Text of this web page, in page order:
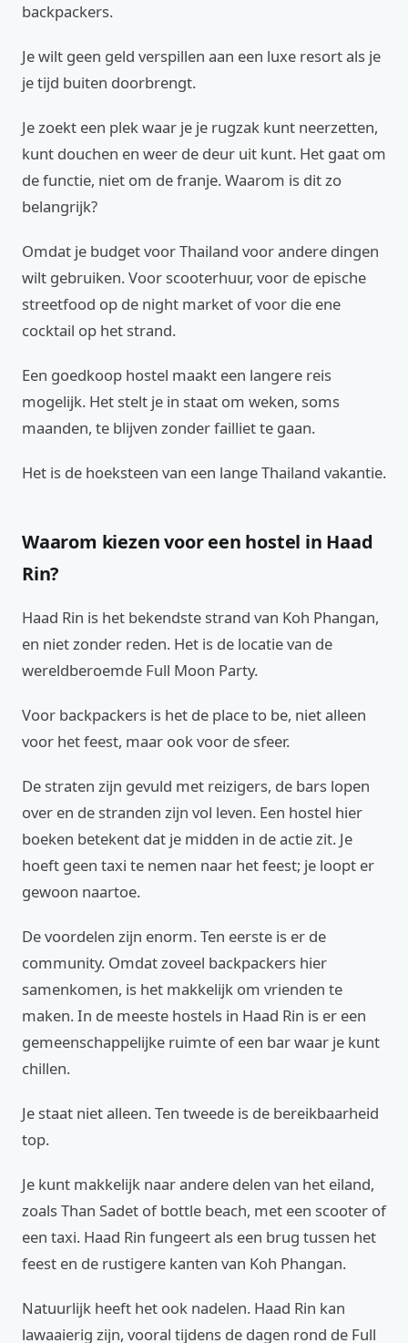
backpackers.
Je wilt geen geld verspillen aan een luxe resort als je
je tijd buiten doorbrengt.
Je zoekt een plek waar je je rugzak kunt neerzetten,
kunt douchen en weer de deur uit kunt. Het gaat om
de functie, niet om de franje. Waarom is dit zo
belangrijk?
Omdat je budget voor Thailand voor andere dingen
wilt gebruiken. Voor scooterhuur, voor de epische
streetfood op de night market of voor die ene
cocktail op het strand.
Een goedkoop hostel maakt een langere reis
mogelijk. Het stelt je in staat om weken, soms
maanden, te blijven zonder failliet te gaan.
Het is de hoeksteen van een lange Thailand vakantie.
Waarom kiezen voor een hostel in Haad
Rin?
Haad Rin is het bekendste strand van Koh Phangan,
en niet zonder reden. Het is de locatie van de
wereldberoemde Full Moon Party.
Voor backpackers is het de place to be, niet alleen
voor het feest, maar ook voor de sfeer.
De straten zijn gevuld met reizigers, de bars lopen
over en de stranden zijn vol leven. Een hostel hier
boeken betekent dat je midden in de actie zit. Je
hoeft geen taxi te nemen naar het feest; je loopt er
gewoon naartoe.
De voordelen zijn enorm. Ten eerste is er de
community. Omdat zoveel backpackers hier
samenkomen, is het makkelijk om vrienden te
maken. In de meeste hostels in Haad Rin is er een
gemeenschappelijke ruimte of een bar waar je kunt
chillen.
Je staat niet alleen. Ten tweede is de bereikbaarheid
top.
Je kunt makkelijk naar andere delen van het eiland,
zoals Than Sadet of bottle beach, met een scooter of
een taxi. Haad Rin fungeert als een brug tussen het
feest en de rustigere kanten van Koh Phangan.
Natuurlijk heeft het ook nadelen. Haad Rin kan
lawaaierig zijn, vooral tijdens de dagen rond de Full